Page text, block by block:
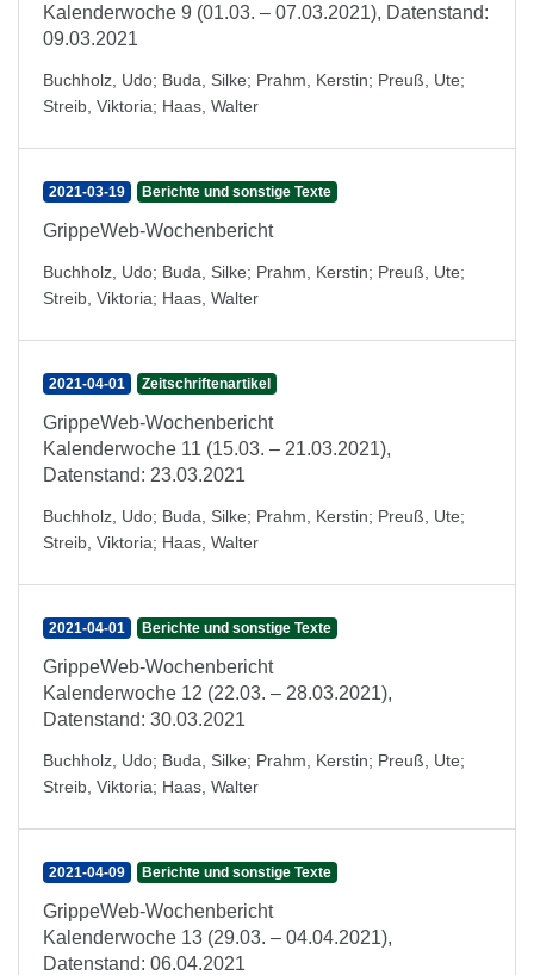
Kalenderwoche 9 (01.03. – 07.03.2021), Datenstand:
09.03.2021
Buchholz, Udo; Buda, Silke; Prahm, Kerstin; Preuß, Ute;
Streib, Viktoria; Haas, Walter
2021-03-19 Berichte und sonstige Texte
GrippeWeb-Wochenbericht
Buchholz, Udo; Buda, Silke; Prahm, Kerstin; Preuß, Ute;
Streib, Viktoria; Haas, Walter
2021-04-01 Zeitschriftenartikel
GrippeWeb-Wochenbericht
Kalenderwoche 11 (15.03. – 21.03.2021),
Datenstand: 23.03.2021
Buchholz, Udo; Buda, Silke; Prahm, Kerstin; Preuß, Ute;
Streib, Viktoria; Haas, Walter
2021-04-01 Berichte und sonstige Texte
GrippeWeb-Wochenbericht
Kalenderwoche 12 (22.03. – 28.03.2021),
Datenstand: 30.03.2021
Buchholz, Udo; Buda, Silke; Prahm, Kerstin; Preuß, Ute;
Streib, Viktoria; Haas, Walter
2021-04-09 Berichte und sonstige Texte
GrippeWeb-Wochenbericht
Kalenderwoche 13 (29.03. – 04.04.2021),
Datenstand: 06.04.2021